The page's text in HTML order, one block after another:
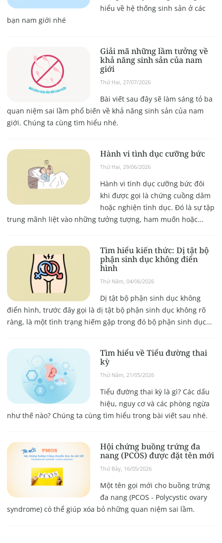
hiểu về hệ thống sinh sản ở các
bạn nam giới nhé
Giải mã những lầm tưởng về
khả năng sinh sản của nam
giới
Thứ Hai, 27/07/2026
Bài viết sau đây sẽ làm sáng tỏ ba
quan niệm sai lầm phổ biến về khả năng sinh sản của nam
giới. Chúng ta cùng tìm hiểu nhé.
Hành vi tình dục cưỡng bức
Thứ Hai, 29/06/2026
Hành vi tình dục cưỡng bức đôi
khi được gọi là chứng cuồng dâm
hoặc nghiện tình dục. Đó là sự tập
trung mãnh liệt vào những tưởng tượng, ham muốn hoặc...
Tìm hiểu kiến thức: Dị tật bộ
phận sinh dục không điển
hình
Thứ Năm, 04/06/2026
Dị tật bộ phận sinh dục không
điển hình, trước đây gọi là dị tật bộ phận sinh dục không rõ
ràng, là một tình trạng hiếm gặp trong đó bộ phận sinh dục...
Tìm hiểu về Tiểu đường thai
kỳ
Thứ Năm, 21/05/2026
Tiểu đường thai kỳ là gì? Các dấu
hiệu, nguy cơ và các phòng ngừa
như thế nào? Chúng ta cùng tìm hiểu trong bài viết sau nhé.
Hội chứng buồng trứng đa
nang (PCOS) được đặt tên mới
Thứ Bảy, 16/05/2026
Một tên gọi mới cho buồng trứng
đa nang (PCOS - Polycystic ovary
syndrome) có thể giúp xóa bỏ những quan niệm sai lầm.